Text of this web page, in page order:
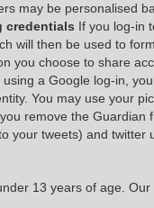
may be personalised
credentials If you log-in
will then be used to
you choose to share
a Google log-in,
You may use your
remove the Guardian
your tweets) and twitter
13 years of age.